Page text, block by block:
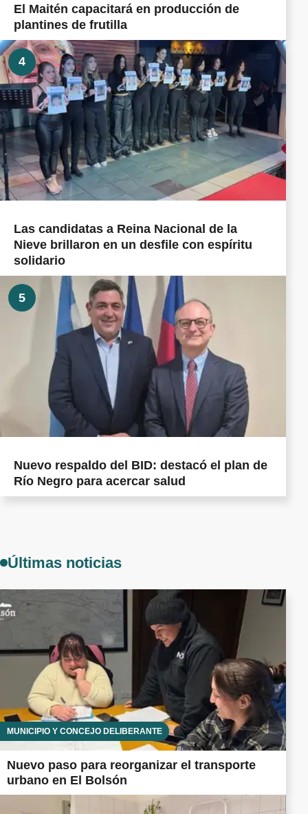
El Maitén capacitará en producción de
plantines de frutilla
4
Las candidatas a Reina Nacional de la
Nieve brillaron en un desfile con espíritu
solidario
5
Nuevo respaldo del BID: destacó el plan de
Río Negro para acercar salud
Últimas noticias
MUNICIPIO Y CONCEJO DELIBERANTE
Nuevo paso para reorganizar el transporte
urbano en El Bolsón